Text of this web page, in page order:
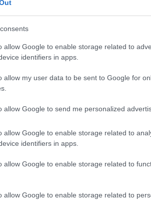
allow Google to enable storage related to
identifiers in apps.
allow my user data to be sent to Google for
allow Google to send me personalized
allow Google to enable storage related to
identifiers in apps.
allow Google to enable storage related to
allow Google to enable storage related to
La Maddalena
i tuoi video e le tue foto
+39 345 356 7512
di GalluraOggi.it
news daGoogle News